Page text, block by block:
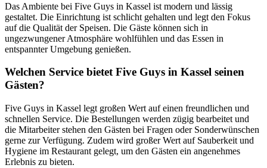
Das Ambiente bei Five Guys in Kassel ist modern und lässig
gestaltet. Die Einrichtung ist schlicht gehalten und legt den Fokus
auf die Qualität der Speisen. Die Gäste können sich in
ungezwungener Atmosphäre wohlfühlen und das Essen in
entspannter Umgebung genießen.
Welchen Service bietet Five Guys in Kassel seinen
Gästen?
Five Guys in Kassel legt großen Wert auf einen freundlichen und
schnellen Service. Die Bestellungen werden zügig bearbeitet und
die Mitarbeiter stehen den Gästen bei Fragen oder Sonderwünschen
gerne zur Verfügung. Zudem wird großer Wert auf Sauberkeit und
Hygiene im Restaurant gelegt, um den Gästen ein angenehmes
Erlebnis zu bieten.